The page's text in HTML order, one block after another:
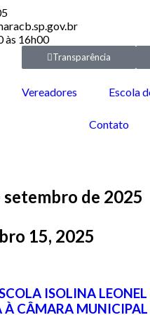
às 16h00
Transparência
Vereadores Escola
Contato
de 2025
15, 2025
ISOLINA LEONEL
À CÂMARA MUNICIPAL